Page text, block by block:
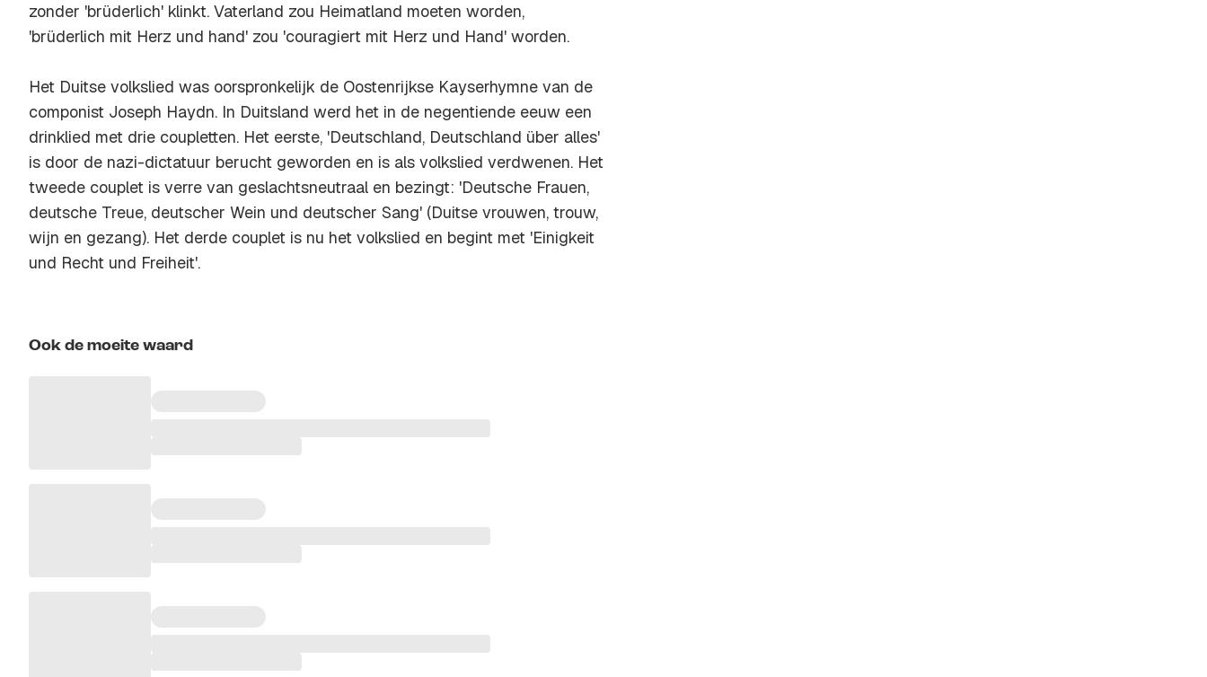
zonder 'brüderlich' klinkt. Vaterland zou Heimatland moeten worden,
'brüderlich mit Herz und hand' zou 'couragiert mit Herz und Hand' worden.
Het Duitse volkslied was oorspronkelijk de Oostenrijkse Kayserhymne van de
componist Joseph Haydn. In Duitsland werd het in de negentiende eeuw een
drinklied met drie coupletten. Het eerste, 'Deutschland, Deutschland über alles'
is door de nazi-dictatuur berucht geworden en is als volkslied verdwenen. Het
tweede couplet is verre van geslachtsneutraal en bezingt: 'Deutsche Frauen,
deutsche Treue, deutscher Wein und deutscher Sang' (Duitse vrouwen, trouw,
wijn en gezang). Het derde couplet is nu het volkslied en begint met 'Einigkeit
und Recht und Freiheit'.
Ook de moeite waard